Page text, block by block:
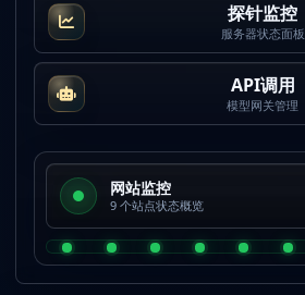
探针监控
服务器状态面板
API调用
模型网关管理
网站监控
9 个站点状态概览